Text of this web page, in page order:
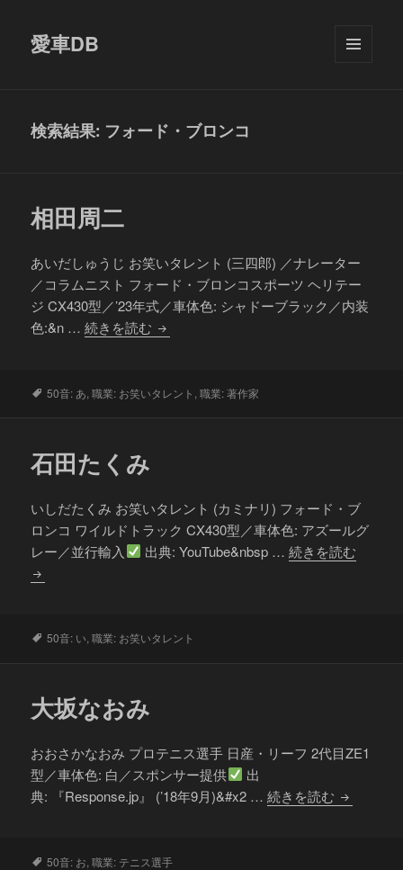
愛車DB
検索結果: フォード・ブロンコ
相田周二
あいだしゅうじ お笑いタレント (三四郎) ／ナレーター
／コラムニスト フォード・ブロンコスポーツ ヘリテー
ジ CX430型／’23年式／車体色: シャドーブラック／内装
色:&n …続きを読む 相
二
タ
50音: あ,職業: お笑いタレント ,職業: 著作家
石田たくみ
いしだたくみ お笑いタレント (カミナリ) フォード・ブ
ロンコ ワイルドトラック CX430型／車体色: アズールグ
レー／並行輸入
出典: YouTube&nbsp … 続きを読む石
タ
50音: い,職業: お笑いタレント
大坂なおみ
おおさかなおみ プロテニス選手 日産・リーフ 2代目ZE1
型／車体色: 白／スポンサー提供
出
典: 『Response.jp』 (’18年9月)&#x2 …続きを読む 大
タ
50音: お,職業: テニス選手